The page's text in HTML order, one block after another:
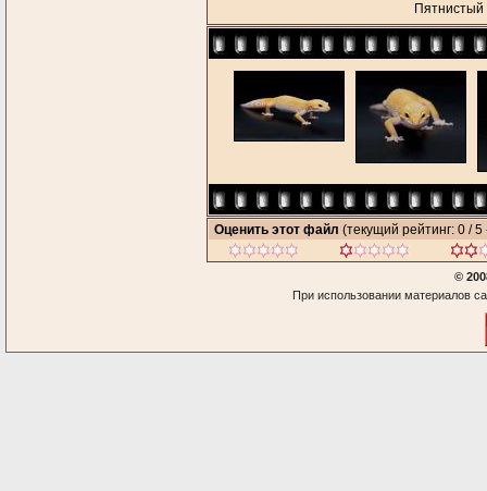
Оценить этот файл (текущий рейтинг: 0 / 5
©
При использовании материалов